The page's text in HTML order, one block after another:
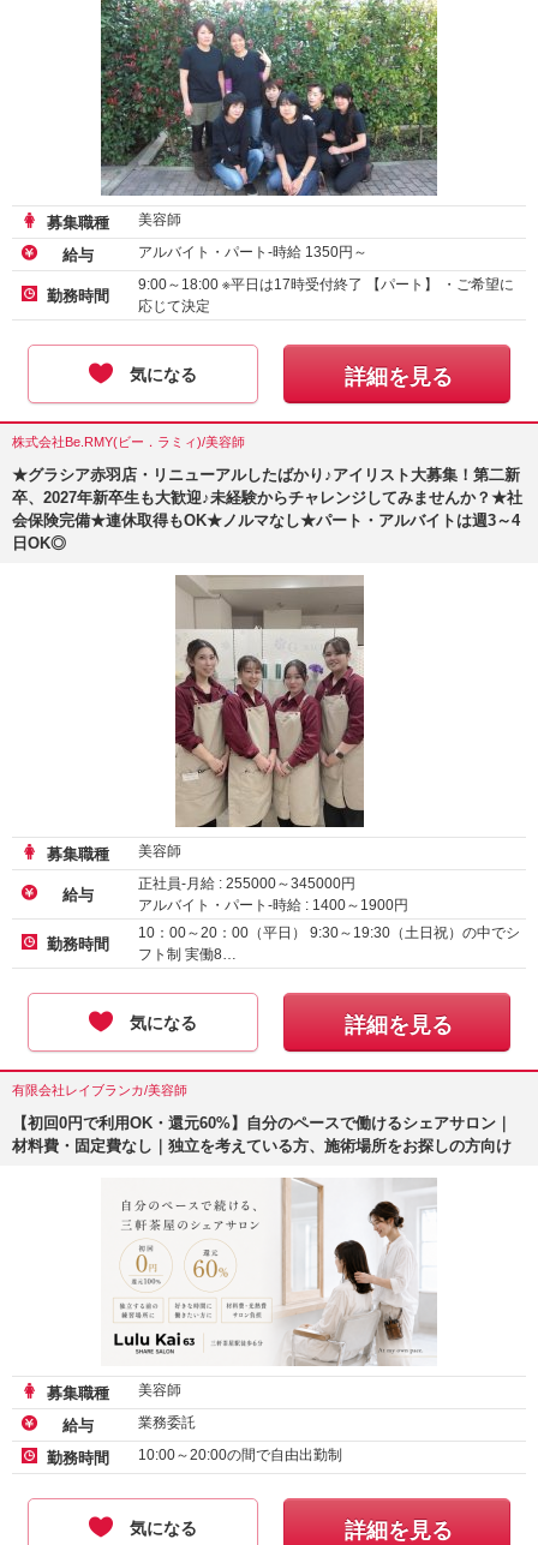
募集職種 美容師
給与 アルバイト・パート-時給 1350円～
勤務時間
9:00～18:00 ※平日は17時受付終了 【パート】 ・ご希望に
応じて決定
気になる 詳細を見る
株式会社Be.RMY(ビー．ラミィ)/美容師
★グラシア赤羽店・リニューアルしたばかり♪アイリスト大募集！第二新
卒、2027年新卒生も大歓迎♪未経験からチャレンジしてみませんか？★社
会保険完備★連休取得もOK★ノルマなし★パート・アルバイトは週3～4
日OK◎
募集職種 美容師
給与
正社員-月給 : 255000～345000円
アルバイト・パート-時給 : 1400～ 1900円
正社員（新卒）-月給 230000円～
勤務時間
10：00～20：00（平日） 9:30～19:30（土日祝）の中でシ
フト制 実働8…
気になる 詳細を見る
有限会社レイブランカ/美容師
【初回0円で利用OK・還元60%】自分のペースで働けるシェアサロン｜
材料費・固定費なし｜独立を考えている方、施術場所をお探しの方向け
募集職種 美容師
給与 業務委託
勤務時間 10:00～20:00の間で自由出勤制
気になる 詳細を見る